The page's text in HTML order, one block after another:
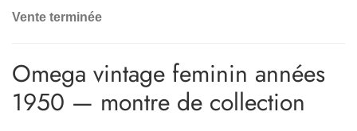
Vente terminée
Omega vintage feminin années
1950 — montre de collection